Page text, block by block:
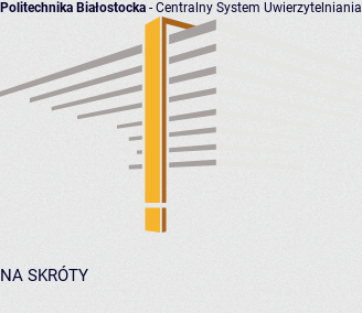
Politechnika Białostocka - Centralny System Uwierzytelniania
NA SKRÓTY